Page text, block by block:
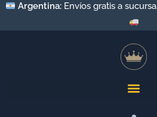
Argentina: Envíos gratis a